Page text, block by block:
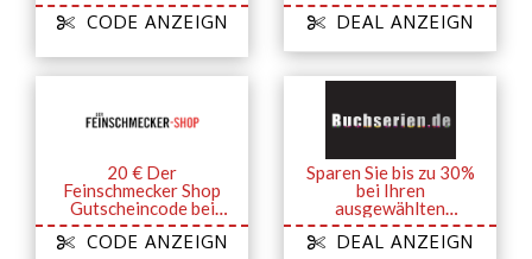
CODE ANZEIGN DEAL ANZEIGN
20 € Der
Feinschmecker Shop
Gutscheincode bei
Einkäufen über 99 €
CODE ANZEIGN
Sparen Sie bis zu 30%
bei Ihren
ausgewählten
Abonnements
DEAL ANZEIGN